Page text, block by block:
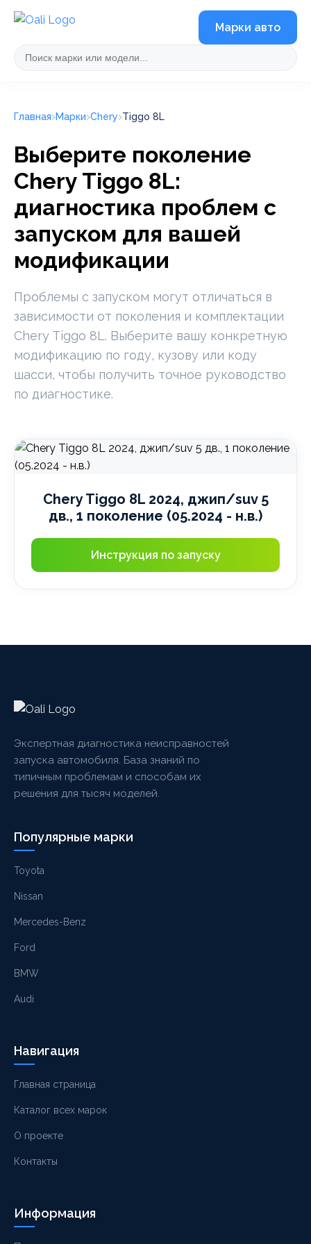
Марки авто
Главная Марки Chery Tiggo 8L
Выберите поколение
Chery Tiggo 8L:
диагностика проблем с
запуском для вашей
модификации
Проблемы с запуском могут отличаться в
зависимости от поколения и комплектации
Chery Tiggo 8L. Выберите вашу конкретную
модификацию по году, кузову или коду
шасси, чтобы получить точное руководство
по диагностике.
Chery Tiggo 8L 2024, джип/suv 5
дв., 1 поколение (05.2024 - н.в.)
Инструкция по запуску
Экспертная диагностика неисправностей
запуска автомобиля. База знаний по
типичным проблемам и способам их
решения для тысяч моделей.
Популярные марки
Toyota
Nissan
Mercedes-Benz
Ford
BMW
Audi
Навигация
Главная страница
Каталог всех марок
О проекте
Контакты
Информация